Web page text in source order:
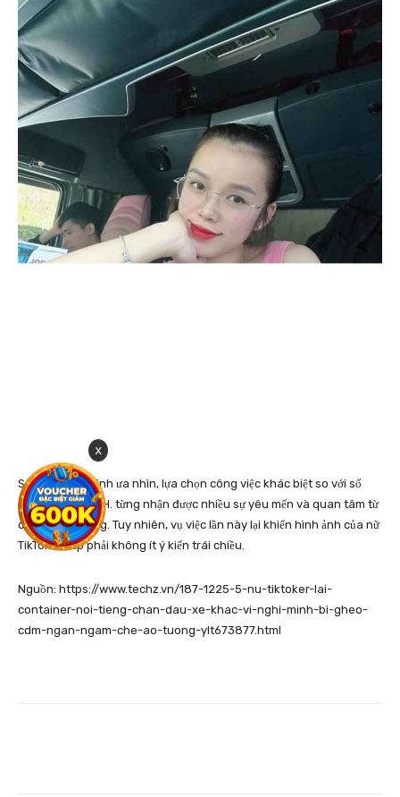
Sở hữu ngoại hình ưa nhìn, lựa chọn công việc khác biệt so với số
đông phụ nữ, N.H. từng nhận được nhiều sự yêu mến và quan tâm từ
cộng đồng mạng. Tuy nhiên, vụ việc lần này lại khiến hình ảnh của nữ
TikToker vấp phải không ít ý kiến trái chiều.
Nguồn: https://www.techz.vn/187-1225-5-nu-tiktoker-lai-
container-noi-tieng-chan-dau-xe-khac-vi-nghi-minh-bi-gheo-
cdm-ngan-ngam-che-ao-tuong-ylt673877.html
x